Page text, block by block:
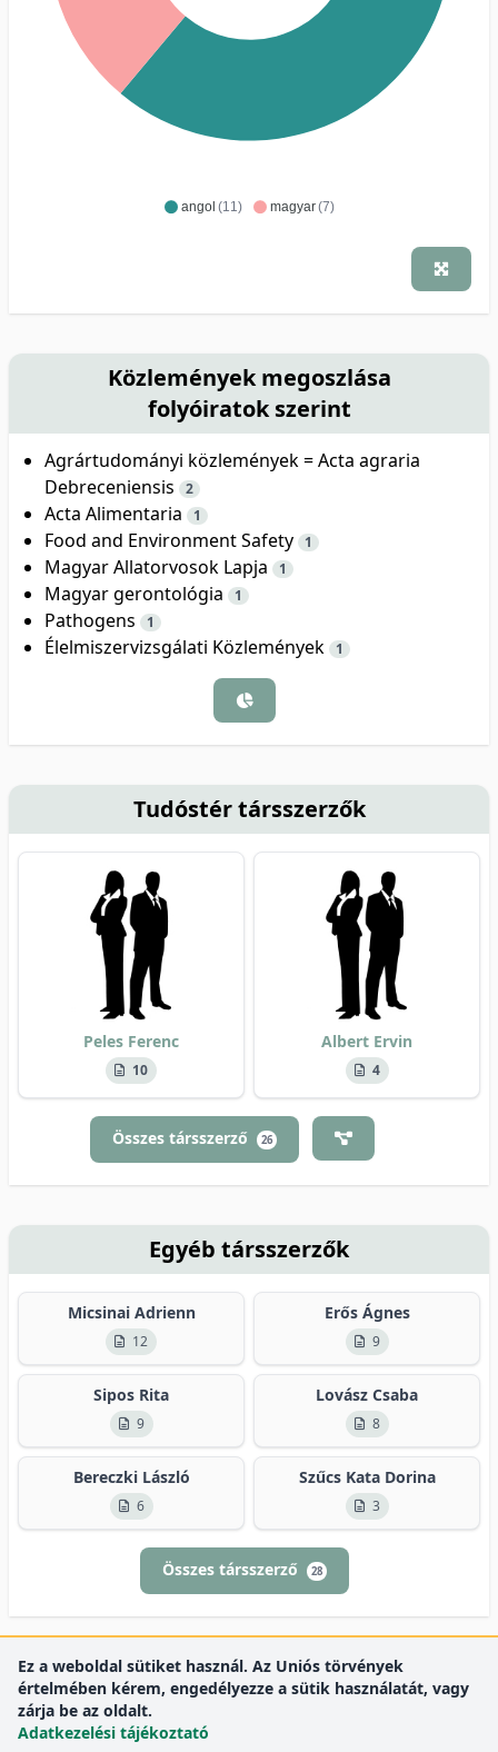
angol (11) magyar(7)
Közlemények megoszlása
folyóiratok szerint
Agrártudományi közlemények = Acta agraria
Debreceniensis
2
Acta Alimentaria 1
Food and Environment Safety 1
Magyar Allatorvosok Lapja 1
Magyar gerontológia 1
Pathogens 1
Élelmiszervizsgálati Közlemények 1
Tudóstér társszerzők
Peles Ferenc
10
Albert Ervin
4
Összes társszerző 26
Egyéb társszerzők
Micsinai Adrienn
12
Erős Ágnes
9
Sipos Rita
9
Lovász Csaba
8
Bereczki László
6
Szűcs Kata Dorina
3
Összes társszerző 28
Ez a weboldal sütiket használ. Az Uniós törvények
értelmében kérem, engedélyezze a sütik használatát, vagy
zárja be az oldalt.
Adatkezelési tájékoztató